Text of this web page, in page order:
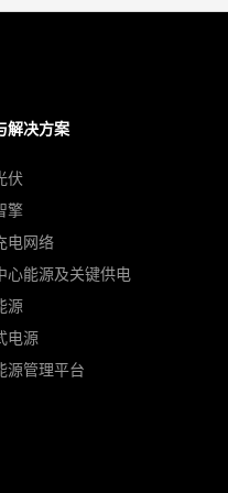
解决方案
伏
擎
电网络
心能源及关键供电
源
电源
源管理平台